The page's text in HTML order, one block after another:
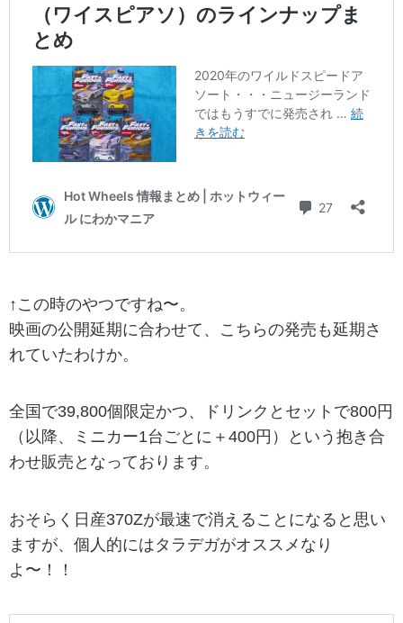
↑この時のやつですね〜。
映画の公開延期に合わせて、こちらの発売も延期さ
れていたわけか。
全国で39,800個限定かつ、ドリンクとセットで800円
（以降、ミニカー1台ごとに＋400円）という抱き合
わせ販売となっております。
おそらく日産370Zが最速で消えることになると思い
ますが、個人的にはタラデガがオススメなり
よ〜！！